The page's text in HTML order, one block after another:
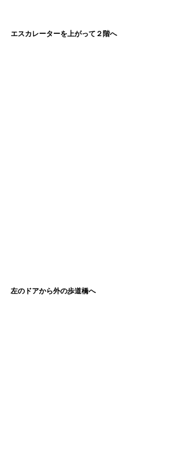
エスカレーターを上がって２階へ
左のドアから外の歩道橋へ